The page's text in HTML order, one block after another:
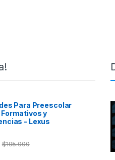
Para Preescolar
y
- Lexus
$195.000